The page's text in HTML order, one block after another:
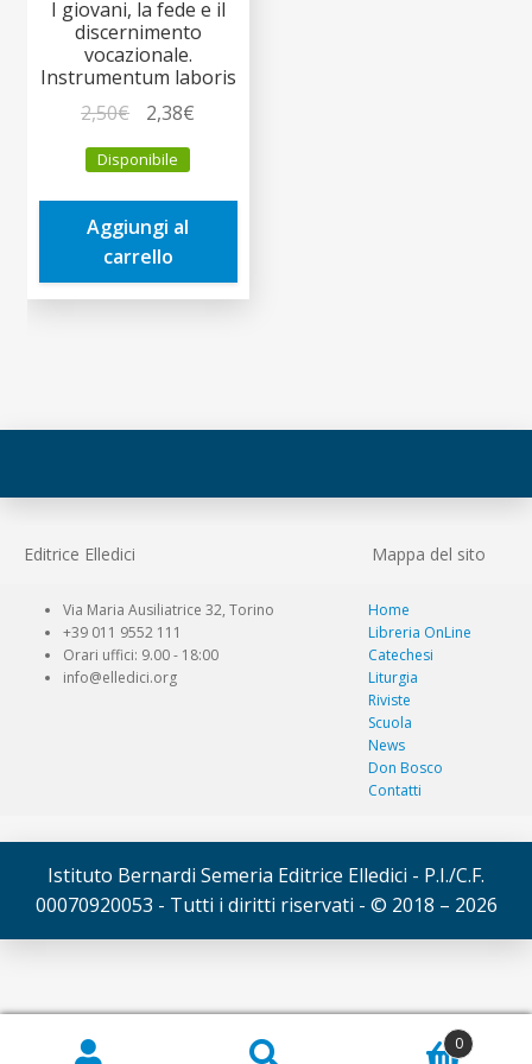
I giovani, la fede e il
discernimento
vocazionale.
Instrumentum laboris
2,50€
prezzo
originale
era:
2,50€.
2,38€
è:
Disponibile
Aggiungi al
carrello
Editrice Elledici Mappa del sito
Via Maria Ausiliatrice 32, Torino
+39 011 9552 111
Orari uffici: 9.00 - 18:00
info@elledici.org
Home
Libreria OnLine
Catechesi
Liturgia
Riviste
Scuola
News
Don Bosco
Contatti
Istituto Bernardi Semeria Editrice Elledici - P.I./C.F.
00070920053 - Tutti i diritti riservati - © 2018 – 2026
0